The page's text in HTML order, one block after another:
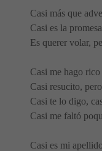
Casi más que
Casi es la
Es querer volar,
Casi me hago
Casi resucito,
Casi te lo digo,
Casi me faltó
Casi es mi